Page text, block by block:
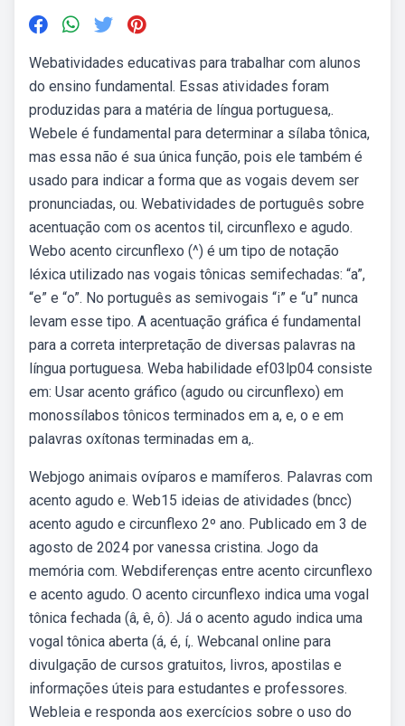
Webatividades educativas para trabalhar com alunos
do ensino fundamental. Essas atividades foram
produzidas para a matéria de língua portuguesa,.
Webele é fundamental para determinar a sílaba tônica,
mas essa não é sua única função, pois ele também é
usado para indicar a forma que as vogais devem ser
pronunciadas, ou. Webatividades de português sobre
acentuação com os acentos til, circunflexo e agudo.
Webo acento circunflexo (^) é um tipo de notação
léxica utilizado nas vogais tônicas semifechadas: “a”,
“e” e “o”. No português as semivogais “i” e “u” nunca
levam esse tipo. A acentuação gráfica é fundamental
para a correta interpretação de diversas palavras na
língua portuguesa. Weba habilidade ef03lp04 consiste
em: Usar acento gráfico (agudo ou circunflexo) em
monossílabos tônicos terminados em a, e, o e em
palavras oxítonas terminadas em a,.
Webjogo animais ovíparos e mamíferos. Palavras com
acento agudo e. Web15 ideias de atividades (bncc)
acento agudo e circunflexo 2º ano. Publicado em 3 de
agosto de 2024 por vanessa cristina. Jogo da
memória com. Webdiferenças entre acento circunflexo
e acento agudo. O acento circunflexo indica uma vogal
tônica fechada (â, ê, ô). Já o acento agudo indica uma
vogal tônica aberta (á, é, í,. Webcanal online para
divulgação de cursos gratuitos, livros, apostilas e
informações úteis para estudantes e professores.
Webleia e responda aos exercícios sobre o uso do